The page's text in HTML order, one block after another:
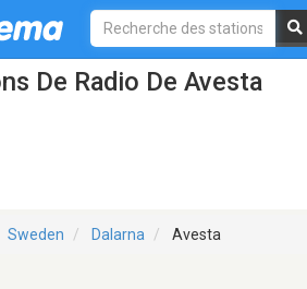
De Radio De Avesta
Sweden Dalarna Avesta